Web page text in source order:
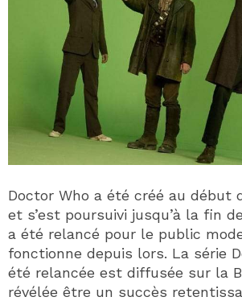
Doctor Who a été créé au début
et s’est poursuivi jusqu’à la fin
a été relancé pour le public
fonctionne depuis lors. La série
été relancée est diffusée sur la
révélée être un succès